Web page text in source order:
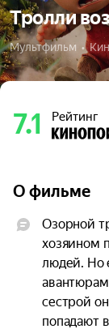
Тролли
Мультфильм  •
7.1 Рейтинг
О фильме
Озорной
хозяином
людей. Но
сестрой
попадают